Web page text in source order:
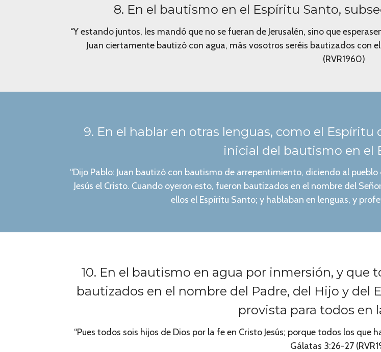
8. En el bautismo en el Espíritu Santo,
“Y estando juntos, les mandó que no se fueran de Jerusalén, sino que
Juan ciertamente bautizó con agua, más vosotros seréis bautizados con
(RVR1960)
9. En el hablar en otras lenguas, como el Espíritu
inicial del bautismo en el
“Dijo Pablo: Juan bautizó con bautismo de arrepentimiento, diciendo al
Jesús el Cristo. Cuando oyeron esto, fueron bautizados en el nombre del
ellos el Espíritu Santo; y hablaban en lenguas, y
10. En el bautismo en agua por inmersión, y que
bautizados en el nombre del Padre, del Hijo y del
provista para todos en
“Pues todos sois hijos de Dios por la fe en Cristo Jesús; porque todos los
Gálatas 3:26-27